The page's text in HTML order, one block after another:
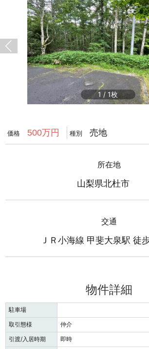
1 /1
価格 500万円 種別 売地
所在地
山梨県北杜市
交通
ＪＲ小海線 甲斐大泉駅 徒
物件詳細
駐車場
取引態様
仲介
引渡/入居時期
即時